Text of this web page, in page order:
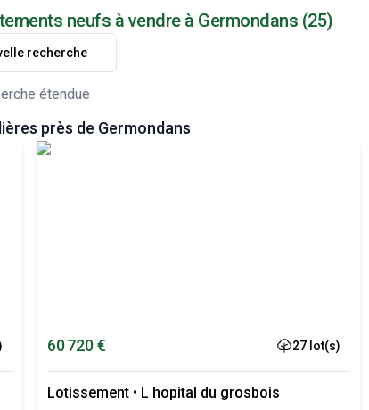
neufs à vendre à Germondans (25)
recherche
étendue
près de Germondans
60 720 € 27 lot(s)
Lotissement • L hopital du grosbois